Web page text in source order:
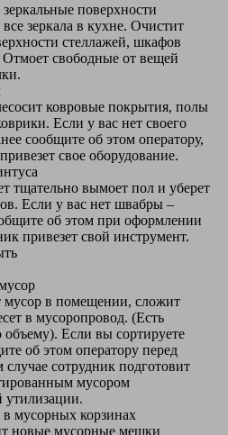
поверхности
зеркала в кухне. Очистит
стеллажей, шкафов
свободные от вещей
ковровые покрытия, полы
Если у вас нет своего
сообщите об этом оператору,
свое оборудование.
тщательно вымоет пол и уберет
Если у вас нет швабры –
об этом при оформлении
привезет свой инструмент.
мусор в помещении, сложит
в мусоропровод. (Есть
объему). Если вы сортируете
об этом оператору перед
сотрудник подготовит
мусором
утилизации.
мусорных корзинах
новые мусорные мешки